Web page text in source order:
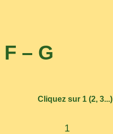
F – G
Cliquez sur 1 (2, 3...)
1